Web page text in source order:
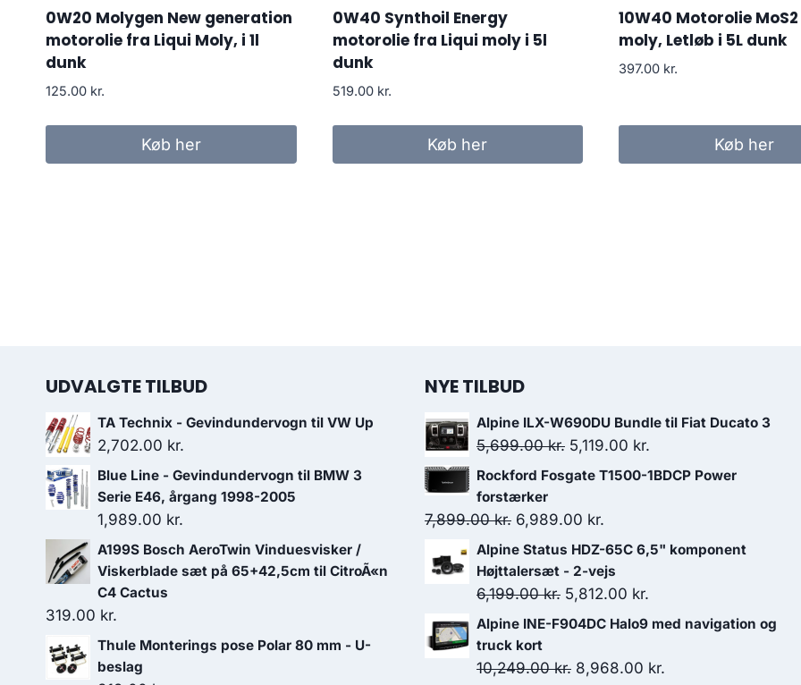
0W20 Molygen New generation
motorolie fra Liqui Moly, i 1l
dunk
125.00 kr.
Køb her
0W40 Synthoil Energy
motorolie fra Liqui moly i 5l
dunk
519.00 kr.
Køb her
10W40 Motorolie
moly, Letløb i 5L dunk
397.00 kr.
Køb her
UDVALGTE TILBUD
TA Technix - Gevindundervogn til VW Up
2,702.00 kr.
Blue Line - Gevindundervogn til BMW 3
Serie E46, årgang 1998-2005
1,989.00 kr.
A199S Bosch AeroTwin Vinduesvisker /
Viskerblade sæt på 65+42,5cm til CitroÃ«n
C4 Cactus
319.00 kr.
Thule Monterings pose Polar 80 mm - U-
beslag
NYE TILBUD
Alpine ILX-W690DU Bundle til Fiat Ducato 3
5,699.00kr. Den
oprindelige
var:
5,699.00 kr..
5,119.00 kr.
aktuelle
5,119.00 kr..
Rockford Fosgate T1500-1BDCP Power
forstærker
7,899.00kr. Den
oprindelige
pris
var:
7,899.00 kr..
6,989.00 kr.
aktuelle
pris
er:
6,989.00 kr..
Alpine Status HDZ-65C 6,5" komponent
Højttalersæt - 2-vejs
6,199.00kr. Den
oprindelige
var:
5,812.00 kr.
aktuelle
er:
Alpine INE-F904DC Halo9 med navigation og
truck kort
10,249.00kr. Den
8,968.00 kr.